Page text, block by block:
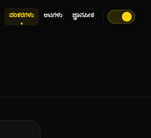
ಪರಿಕರಗಳು ಆಟಗಳು ಜ್ಞಾನಪೀಠ